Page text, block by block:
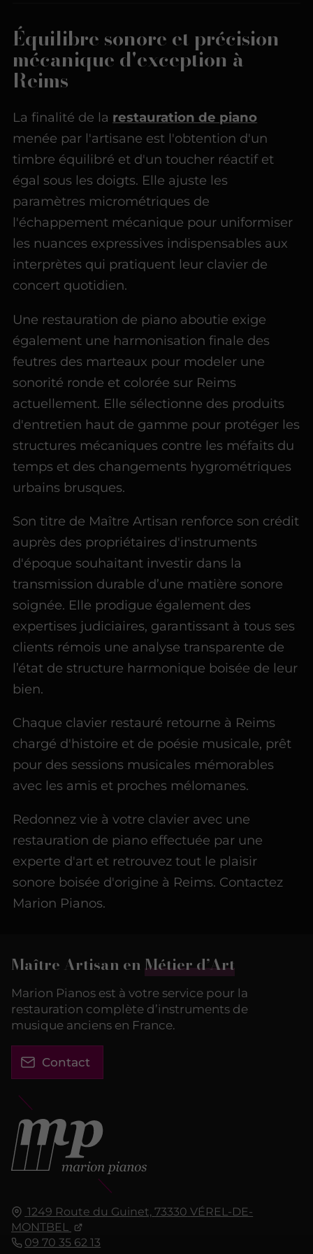
Équilibre sonore et précision
mécanique d'exception à
Reims
La finalité de la restauration de piano
menée par l'artisane est l'obtention d'un
timbre équilibré et d'un toucher réactif et
égal sous les doigts. Elle ajuste les
paramètres micrométriques de
l'échappement mécanique pour uniformiser
les nuances expressives indispensables aux
interprètes qui pratiquent leur clavier de
concert quotidien.
Une restauration de piano aboutie exige
également une harmonisation finale des
feutres des marteaux pour modeler une
sonorité ronde et colorée sur Reims
actuellement. Elle sélectionne des produits
d'entretien haut de gamme pour protéger les
structures mécaniques contre les méfaits du
temps et des changements hygrométriques
urbains brusques.
Son titre de Maître Artisan renforce son crédit
auprès des propriétaires d'instruments
d'époque souhaitant investir dans la
transmission durable d’une matière sonore
soignée. Elle prodigue également des
expertises judiciaires, garantissant à tous ses
clients rémois une analyse transparente de
l’état de structure harmonique boisée de leur
bien.
Chaque clavier restauré retourne à Reims
chargé d'histoire et de poésie musicale, prêt
pour des sessions musicales mémorables
avec les amis et proches mélomanes.
Redonnez vie à votre clavier avec une
restauration de piano effectuée par une
experte d'art et retrouvez tout le plaisir
sonore boisée d'origine à Reims. Contactez
Marion Pianos.
1249 Route du Guinet, 73330 VÉREL-DE-
MONTBEL
09 70 35 62 13
Maître Artisan en Métier d’Art
Marion Pianos est à votre service pour la
restauration complète d’instruments de
musique anciens en France.
Contact